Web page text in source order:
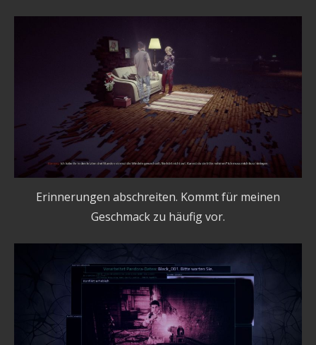
Erinnerungen abschreiten. Kommt für meinen
Geschmack zu häufig vor.